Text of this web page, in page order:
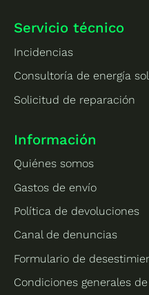
Servicio técnico
Incidencias
Consultoría de energía
Solicitud de reparación
Información
Quiénes somos
Gastos de envío
Política de devoluciones
Canal de denuncias
Formulario de
Condiciones generales